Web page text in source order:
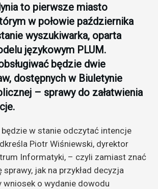
to pierwsze miasto
w połowie października
wyszukiwarka, oparta
językowym PLUM.
będzie dwie
dostępnych w Biuletynie
– sprawy do załatwienia
w stanie odczytać intencje
Piotr Wiśniewski, dyrektor
Informatyki, – czyli zamiast znać
sprawy, jak na przykład decyzja
wniosek o wydanie dowodu